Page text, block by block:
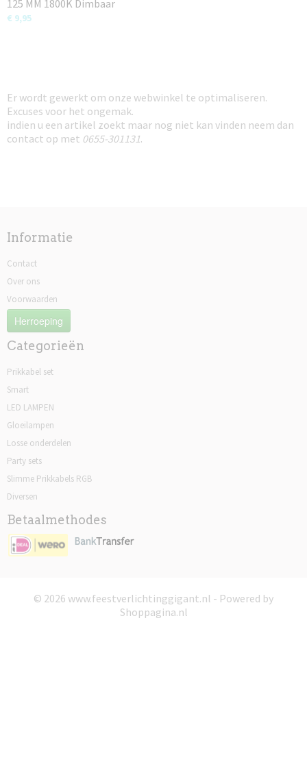
125 MM 1800K Dimbaar
€ 9,95
Er wordt gewerkt om onze webwinkel te optimaliseren.
Excuses voor het ongemak.
indien u een artikel zoekt maar nog niet kan vinden neem dan
contact op met 0655-301131.
Informatie
Contact
Over ons
Voorwaarden
Herroeping
Categorieën
Prikkabel set
Smart
LED LAMPEN
Gloeilampen
Losse onderdelen
Party sets
Slimme Prikkabels RGB
Diversen
Betaalmethodes
© 2026 www.feestverlichtinggigant.nl - Powered by
Shoppagina.nl